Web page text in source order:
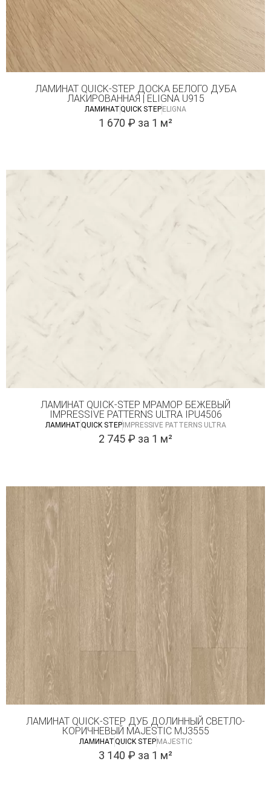
ЛАМИНАТ QUICK-STEP ДОСКА БЕЛОГО ДУБА
ЛАКИРОВАННАЯ | ELIGNA U915
ЛАМИНАТQUICK STEPELIGNA
1 670 ₽ за 1 м²
ЛАМИНАТ QUICK-STEP МРАМОР БЕЖЕВЫЙ
IMPRESSIVE PATTERNS ULTRA IPU4506
ЛАМИНАТQUICK STEP IMPRESSIVE PATTERNS ULTRA
2 745 ₽ за 1 м²
ЛАМИНАТ QUICK-STEP ДУБ ДОЛИННЫЙ СВЕТЛО-
КОРИЧНЕВЫЙ MAJESTIC MJ3555
ЛАМИНАТQUICK STEPMAJESTIC
3 140 ₽ за 1 м²